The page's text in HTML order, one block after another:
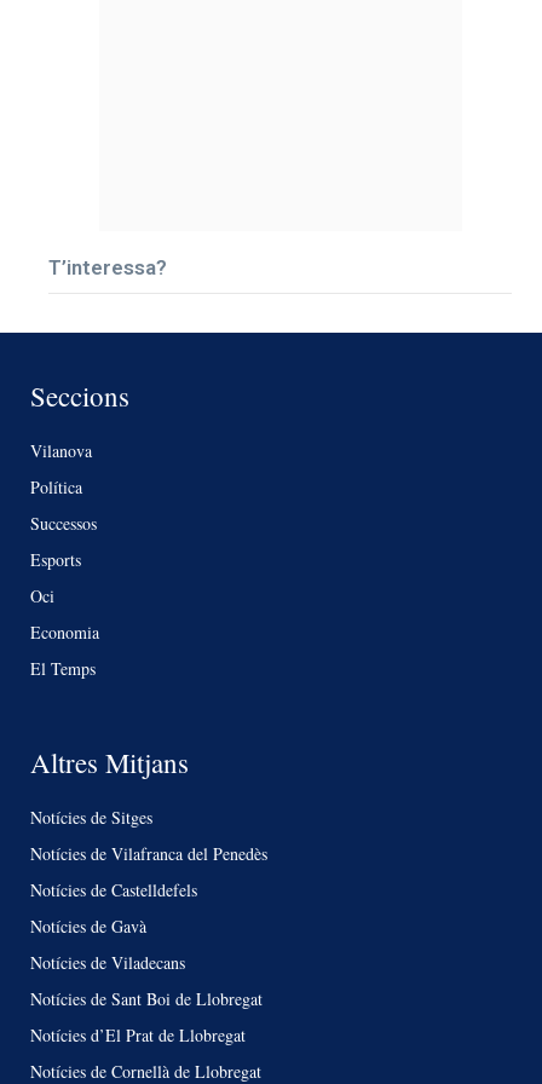
T’interessa?
Seccions
Vilanova
Política
Successos
Esports
Oci
Economia
El Temps
Altres Mitjans
Notícies de Sitges
Notícies de Vilafranca del Penedès
Notícies de Castelldefels
Notícies de Gavà
Notícies de Viladecans
Notícies de Sant Boi de Llobregat
Notícies d’El Prat de Llobregat
Notícies de Cornellà de Llobregat